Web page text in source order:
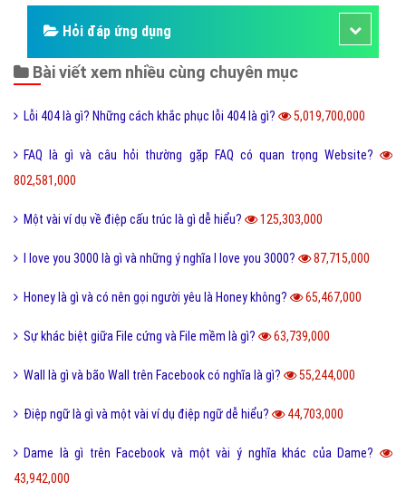
Hỏi đáp ứng dụng
Bài viết xem nhiều cùng chuyên mục
Lỗi 404 là gì? Những cách khắc phục lỗi 404 là gì? 5,019,700,000
FAQ là gì và câu hỏi thường gặp FAQ có quan trọng Website?
802,581,000
Một vài ví dụ về điệp cấu trúc là gì dễ hiểu? 125,303,000
I love you 3000 là gì và những ý nghĩa I love you 3000? 87,715,000
Honey là gì và có nên gọi người yêu là Honey không? 65,467,000
Sự khác biệt giữa File cứng và File mềm là gì? 63,739,000
Wall là gì và bão Wall trên Facebook có nghĩa là gì? 55,244,000
Điệp ngữ là gì và một vài ví dụ điệp ngữ dễ hiểu? 44,703,000
Dame là gì trên Facebook và một vài ý nghĩa khác của Dame?
43,942,000